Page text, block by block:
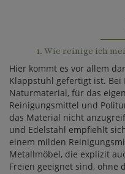
1. Wie reinige ich
Hier kommt es vor allem
Klappstuhl gefertigt ist. Bei
Naturmaterial, für das
Reinigungsmittel und
das Material nicht
und Edelstahl empfiehlt
einem milden
Metallmöbel, die explizit
Freien geeignet sind, ohne